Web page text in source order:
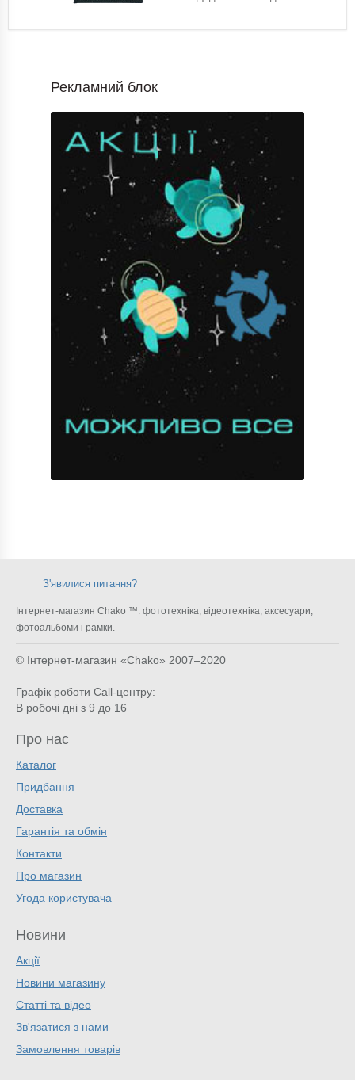
Рекламний блок
З'явилися питання?
Інтернет-магазин Chako ™: фототехніка, відеотехніка, аксесуари,
фотоальбоми і рамки.
© Інтернет-магазин «Chako» 2007–2020
Графік роботи Call-центру:
В робочі дні з 9 до 16
Про нас
Каталог
Придбання
Доставка
Гарантія та обмін
Контакти
Про магазин
Угода користувача
Новини
Акції
Новини магазину
Статті та відео
Зв'язатися з нами
Замовлення товарів